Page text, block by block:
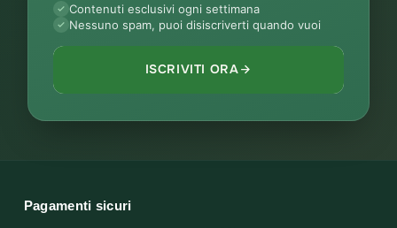
Contenuti esclusivi ogni settimana
Nessuno spam, puoi disiscriverti quando vuoi
ISCRIVITI ORA
Pagamenti sicuri